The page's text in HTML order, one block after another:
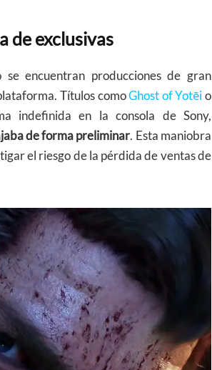
de exclusivas
encuentran producciones de gran
Títulos comoGhost of Yotēi o
indefinida en la consola de Sony,
de forma preliminar. Esta maniobra
el riesgo de la pérdida de ventas de